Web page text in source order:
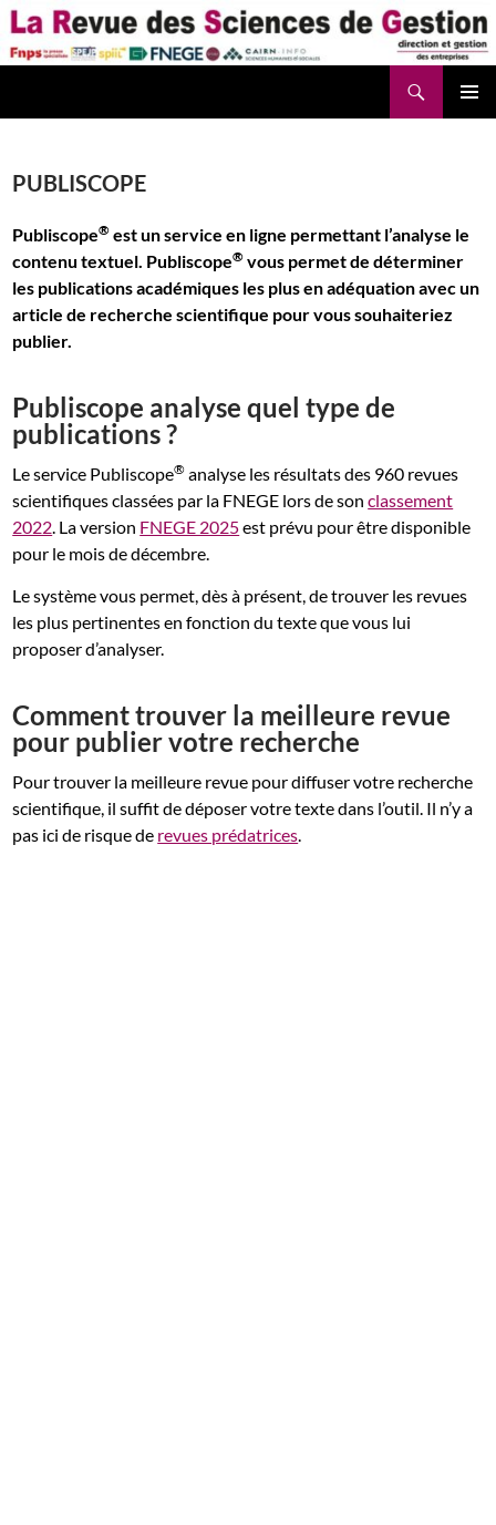
Aller
au
contenu
PUBLISCOPE
Publiscope® est un service en ligne permettant l’analyse le
contenu textuel. Publiscope® vous permet de déterminer
les publications académiques les plus en adéquation avec un
article de recherche scientifique pour vous souhaiteriez
publier.
Publiscope analyse quel type de
publications ?
Le service Publiscope® analyse les résultats des 960 revues
scientifiques classées par la FNEGE lors de sonclassement
2022. La version FNEGE 2025est prévu pour être disponible
pour le mois de décembre.
Le système vous permet, dès à présent, de trouver les revues
les plus pertinentes en fonction du texte que vous lui
proposer d’analyser.
Comment trouver la meilleure revue
pour publier votre recherche
Pour trouver la meilleure revue pour diffuser votre recherche
scientifique, il suffit de déposer votre texte dans l’outil. Il n’y a
pas ici de risque de revues prédatrices.